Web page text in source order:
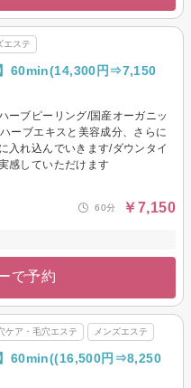
エステ
60min(14,300円⇒7,150
ーブピーリング/国産オーガニッ
ーブエキスと美容成分、さらに
入れ込んでいきます/ダウンタイ
感していただけます
60分 ￥7,150
で予約
ケア・毛穴エステ メンズエステ
60min((16,500円⇒8,250